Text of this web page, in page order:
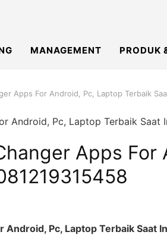
MANAGEMENT PRODUK
Apps For Android, Pc, Laptop Terbaik
Apps For
Pc, Laptop Terbaik Saat